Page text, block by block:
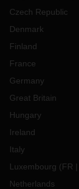
Czech Republic
Denmark
Finland
France
Germany
Great Britain
Hungary
Ireland
Italy
Luxembourg (FR
Netherlands